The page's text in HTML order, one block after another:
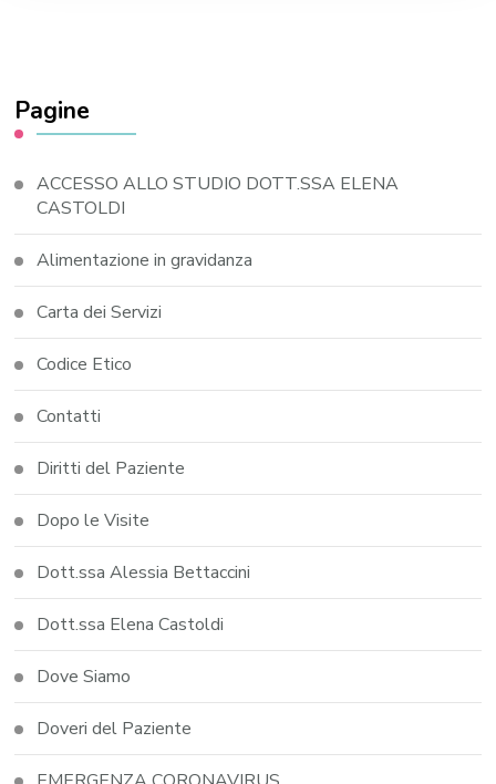
Pagine
ACCESSO ALLO STUDIO DOTT.SSA ELENA
CASTOLDI
Alimentazione in gravidanza
Carta dei Servizi
Codice Etico
Contatti
Diritti del Paziente
Dopo le Visite
Dott.ssa Alessia Bettaccini
Dott.ssa Elena Castoldi
Dove Siamo
Doveri del Paziente